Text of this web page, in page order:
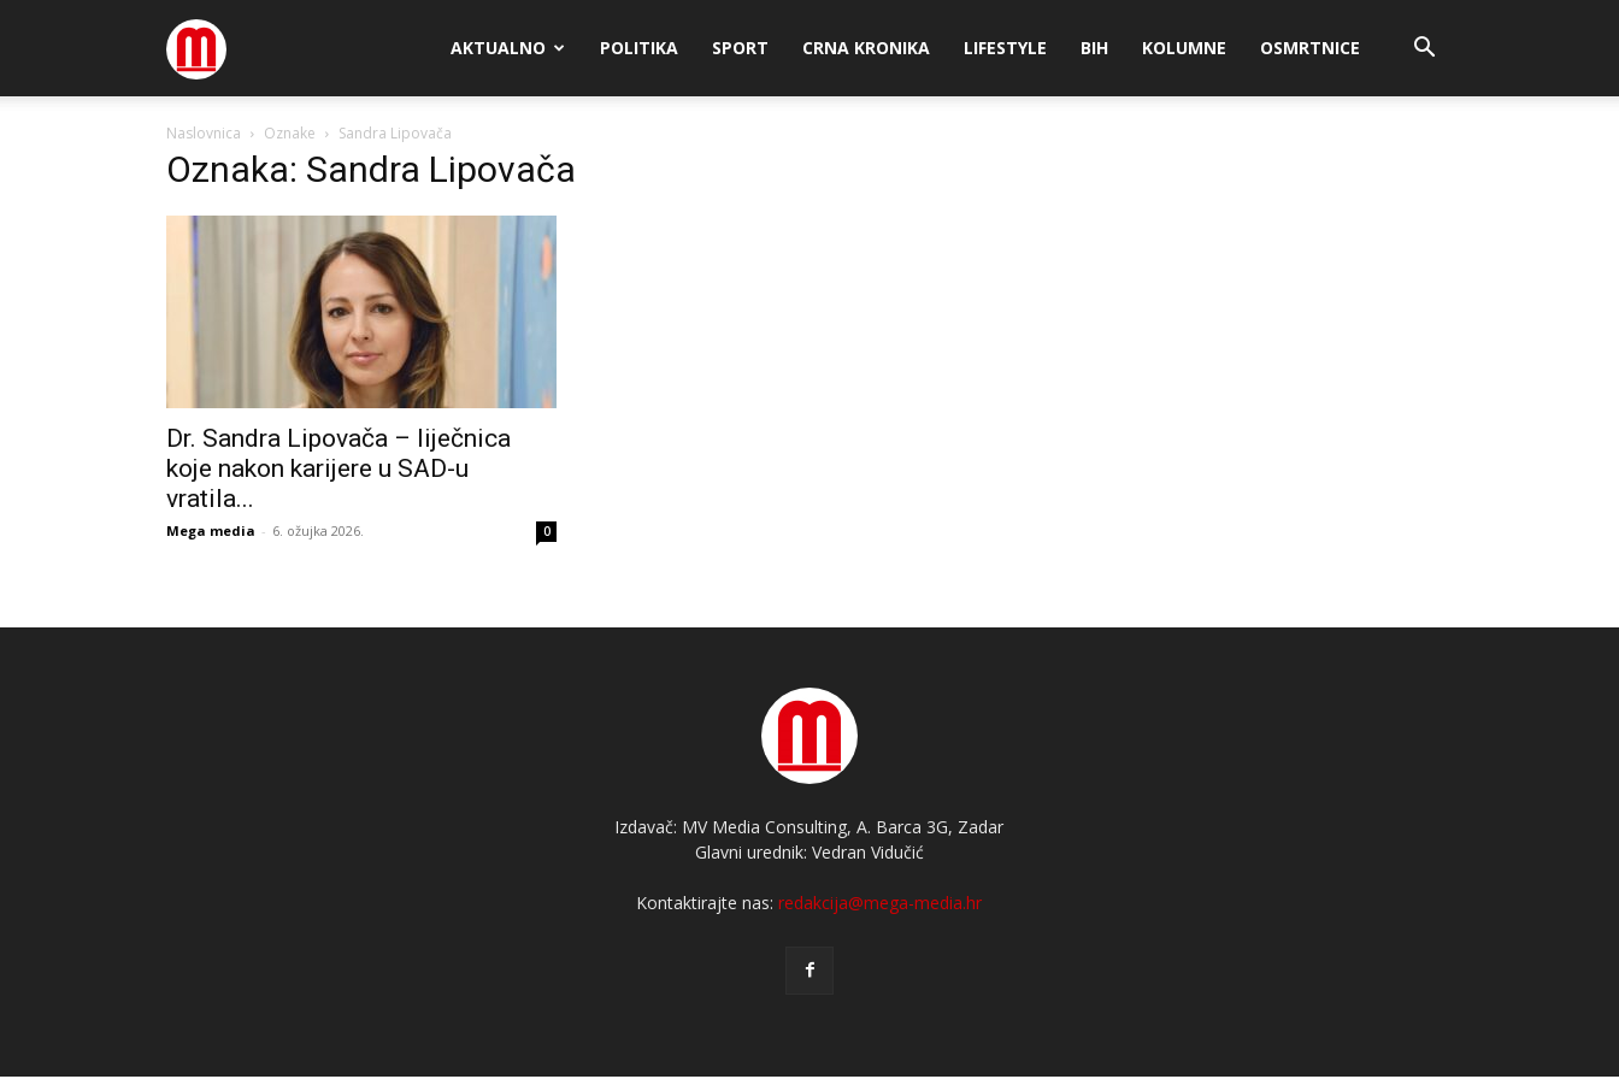
Megamedia AKTUALNO POLITIKA SPORT CRNA KRONIKA LIFESTYLE BIH KOLUMNE OSMRTNICE
Naslovnica Oznake Sandra Lipovača
Oznaka: Sandra Lipovača
Dr. Sandra Lipovača – liječnica
koje nakon karijere u SAD-u
vratila...
Mega media - 6. ožujka 2026. 0
Izdavač: MV Media Consulting, A. Barca 3G, Zadar
Glavni urednik: Vedran Vidučić
Kontaktirajte nas:redakcija@mega-media.hr